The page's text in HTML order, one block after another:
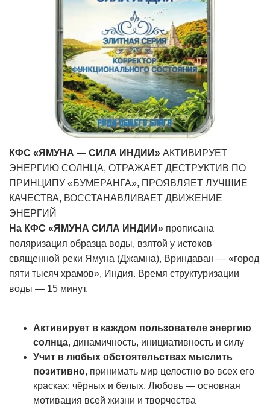
КФС «ЯМУНА — СИЛА ИНДИИ» АКТИВИРУЕТ
ЭНЕРГИЮ СОЛНЦА, ОТРАЖАЕТ ДЕСТРУКТИВ ПО
ПРИНЦИПУ «БУМЕРАНГА», ПРОЯВЛЯЕТ ЛУЧШИЕ
КАЧЕСТВА, ВОССТАНАВЛИВАЕТ ДВИЖЕНИЕ
ЭНЕРГИЙ
На КФС «ЯМУНА СИЛА ИНДИИ» прописана
поляризация образца воды, взятой у истоков
священной реки Ямуна (Джамна), Вриндаван — «город
пяти тысяч храмов», Индия. Время структуризации
воды — 15 минут.
Активирует в каждом пользователе энергию
солнца, динамичность, инициативность и силу
Учит в любых обстоятельствах мыслить
позитивно, принимать мир целостно во всех его
красках: чёрных и белых. Любовь — основная
мотивация всей жизни и творчества